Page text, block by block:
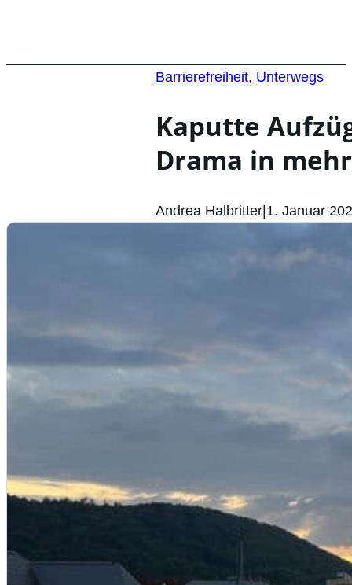
Barrierefreiheit, Unterwegs
Kaputte
Drama in
Andrea Halbritter|1. Januar